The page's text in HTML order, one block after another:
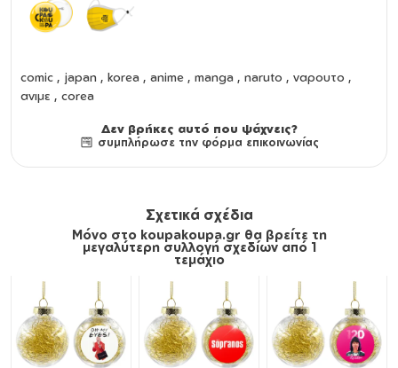
comic , japan , korea , anime , manga , naruto , ναρουτο ,
ανιμε , corea
Δεν βρήκες αυτό που ψάχνεις?
συμπλήρωσε την φόρμα επικοινωνίας
Σχετικά σχέδια
Μόνο στο koupakoupa.gr θα βρείτε τη
μεγαλύτερη συλλογή σχεδίων από 1
τεμάχιο